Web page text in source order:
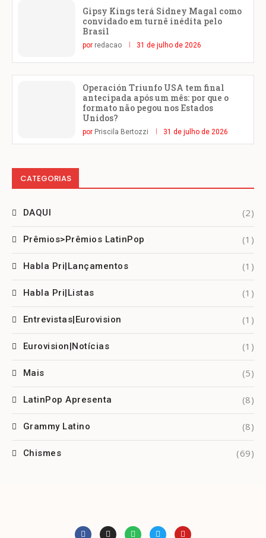
Gipsy Kings terá Sidney Magal como
convidado em turnê inédita pelo
Brasil
por redacao 31 de julho de 2026
Operación Triunfo USA tem final
antecipada após um mês: por que o
formato não pegou nos Estados
Unidos?
por Priscila Bertozzi 31 de julho de 2026
CATEGORIAS
DAQUI (2)
Prêmios>Prêmios LatinPop (1)
Habla Pri|Lançamentos (1)
Habla Pri|Listas (1)
Entrevistas|Eurovision (1)
Eurovision|Notícias (1)
Mais (5)
LatinPop Apresenta (8)
Grammy Latino (8)
Chismes (69)